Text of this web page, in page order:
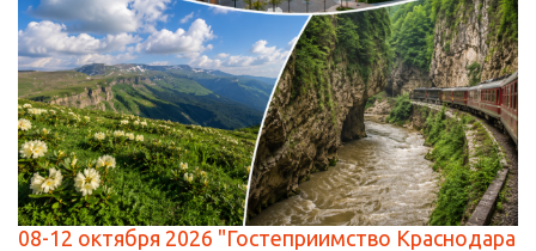
08-12 октября 2026 "Гостеприимство Краснодара